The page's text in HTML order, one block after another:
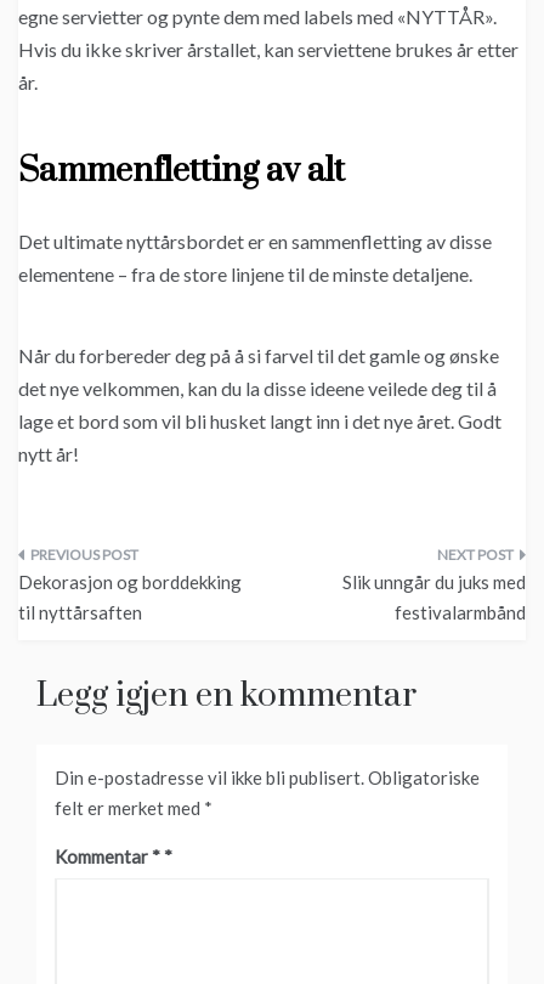
egne servietter og pynte dem med labels med «NYTTÅR».
Hvis du ikke skriver årstallet, kan serviettene brukes år etter
år.
Sammenfletting av alt
Det ultimate nyttårsbordet er en sammenfletting av disse
elementene – fra de store linjene til de minste detaljene.
Når du forbereder deg på å si farvel til det gamle og ønske
det nye velkommen, kan du la disse ideene veilede deg til å
lage et bord som vil bli husket langt inn i det nye året. Godt
nytt år!
Innleggsnavigasjon
Dekorasjon og borddekking
til nyttårsaften
Slik unngår du juks med
festivalarmbånd
Legg igjen en kommentar
Din e-postadresse vil ikke bli publisert.Obligatoriske
felt er merket med *
Kommentar *